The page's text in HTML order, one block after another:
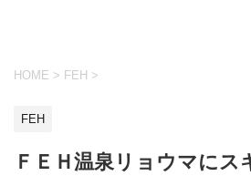
HOME > FEH >
FEH
ＦＥＨ温泉リョウマにス